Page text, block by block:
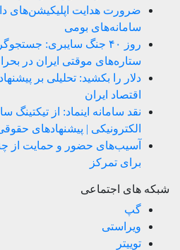
ضرورت هدایت اپلیکیشن‌های
سامانه‌های بومی
روز ۴۰ جنگ سایبری:
ستاره‌های موقتی ایران در
دلار را بکشید: تحلیلی بر
اقتصاد ایران
نقد سامانه اینماد: از تیکتینگ
الکترونیکی | پیشنهادهای
آسیب‌های حضور و حمایت از
برای تمرکز
شبکه های اجتماعی
گپ
ویراستی
توییتر